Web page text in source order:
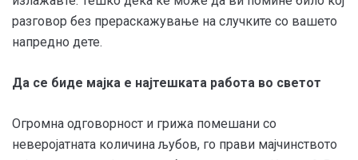
разговор без прераскажување на случките со вашето
напредно дете.
Да се биде мајка е најтешката работа во светот
Огромна одговорност и грижа помешани со
неверојатната количина љубов, го прави мајчинството